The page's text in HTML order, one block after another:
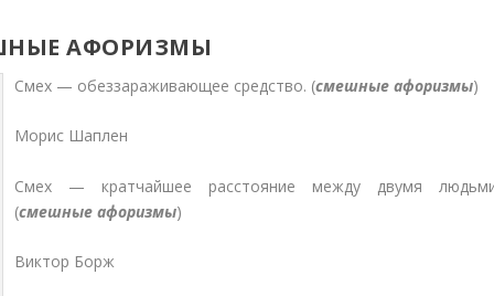
АФОРИЗМЫ
Смех — обеззараживающее средство. (смешные афоризмы)
Морис Шаплен
Смех — кратчайшее расстояние между двумя
(смешные афоризмы)
Виктор Борж